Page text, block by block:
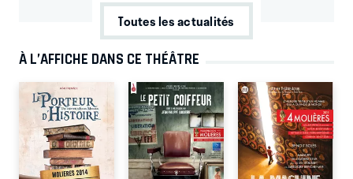
Toutes les actualités
À L’AFFICHE DANS CE THÉÂTRE